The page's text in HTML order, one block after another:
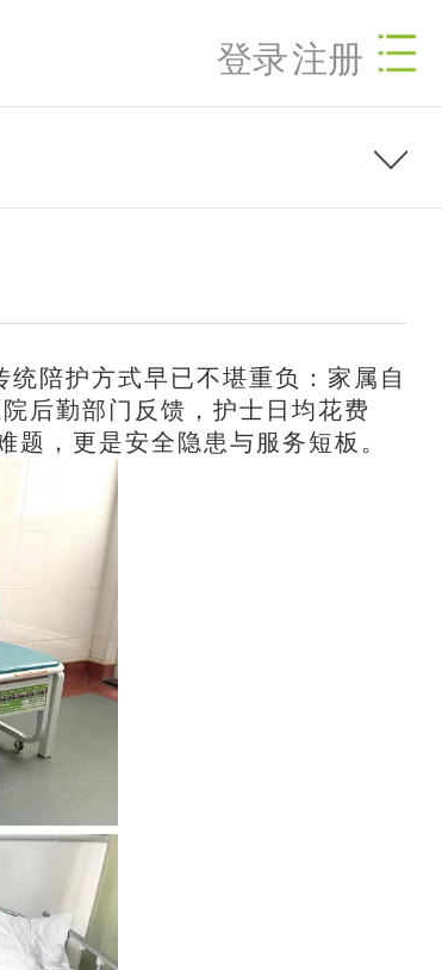
登录注册
陪护方式早已不堪重负：家属自
后勤部门反馈，护士日均花费
，更是安全隐患与服务短板。